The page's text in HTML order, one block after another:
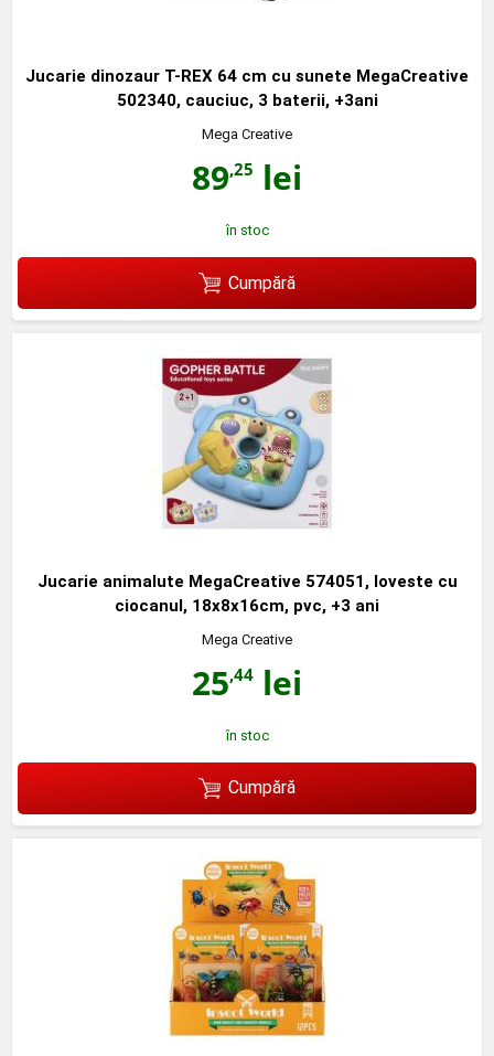
Jucarie dinozaur T-REX 64 cm cu sunete MegaCreative
502340, cauciuc, 3 baterii, +3ani
Mega Creative
89,25 lei
în stoc
Cumpără
Jucarie animalute MegaCreative 574051, loveste cu
ciocanul, 18x8x16cm, pvc, +3 ani
Mega Creative
25,44 lei
în stoc
Cumpără